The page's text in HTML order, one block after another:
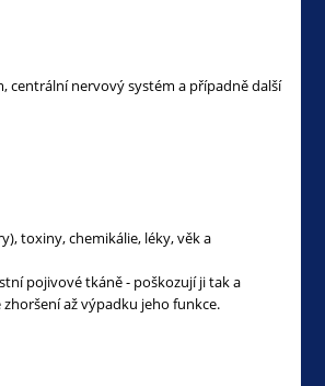
centrální nervový systém a případně další
toxiny, chemikálie, léky, věk a
pojivové tkáně - poškozují ji tak a
až výpadku jeho funkce.